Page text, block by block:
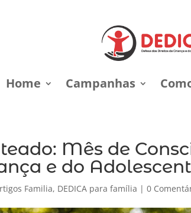
Home Campanhas
Mês de
e do
Familia, DEDICA para família |0